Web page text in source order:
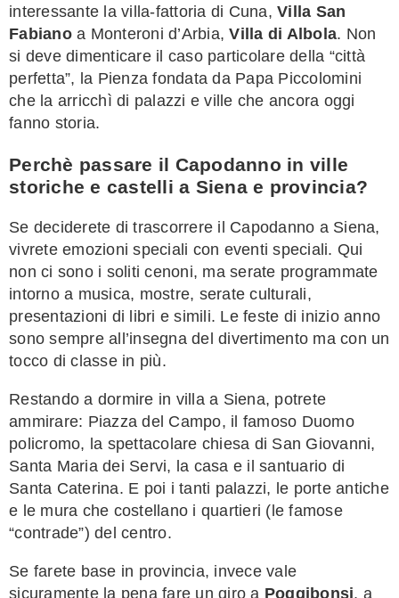
interessante la villa-fattoria di Cuna, Villa San
Fabianoa Monteroni d’Arbia,Villa di Albola. Non
si deve dimenticare il caso particolare della “città
perfetta”, la Pienza fondata da Papa Piccolomini
che la arricchì di palazzi e ville che ancora oggi
fanno storia.
Perchè passare il Capodanno in ville
storiche e castelli a Siena e provincia?
Se deciderete di trascorrere il Capodanno a Siena,
vivrete emozioni speciali con eventi speciali. Qui
non ci sono i soliti cenoni, ma serate programmate
intorno a musica, mostre, serate culturali,
presentazioni di libri e simili. Le feste di inizio anno
sono sempre all’insegna del divertimento ma con un
tocco di classe in più.
Restando a dormire in villa a Siena, potrete
ammirare: Piazza del Campo, il famoso Duomo
policromo, la spettacolare chiesa di San Giovanni,
Santa Maria dei Servi, la casa e il santuario di
Santa Caterina. E poi i tanti palazzi, le porte antiche
e le mura che costellano i quartieri (le famose
“contrade”) del centro.
Se farete base in provincia, invece vale
sicuramente la pena fare un giro a Poggibonsi, a